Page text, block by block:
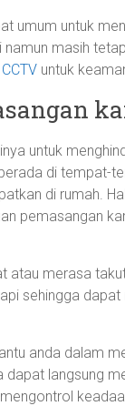
umum untuk
masih
CCTV untuk
untuk
di tempat-
di rumah.
pemasangan
atau merasa
sehingga
anda dalam
dapat langsung